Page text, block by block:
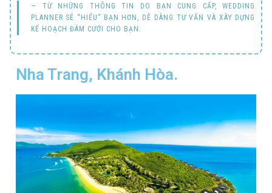
TỪ NHỮNG THÔNG TIN DO BẠN CUNG CẤP, WEDDING
PLANNER SẼ “HIỂU” BẠN HƠN, DỄ DÀNG TƯ VẤN VÀ XÂY DỰNG
KẾ HOẠCH ĐÁM CƯỚI CHO BẠN.
Nha Trang, Khánh Hòa.